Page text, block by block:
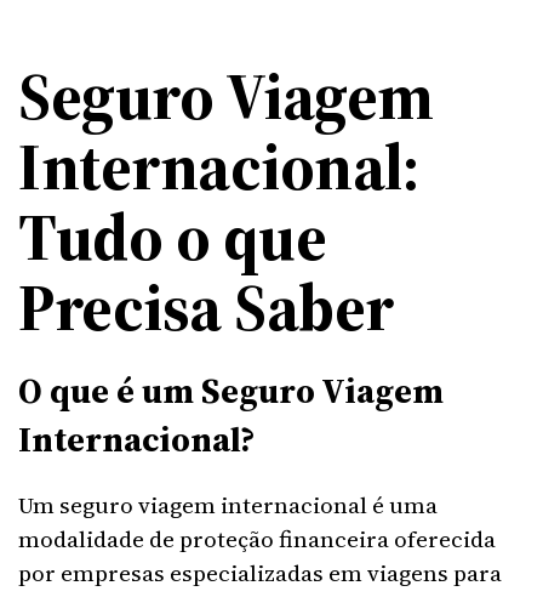
Seguro Viagem
Internacional:
Tudo o que
Precisa Saber
O que é um Seguro Viagem
Internacional?
Um seguro viagem internacional é uma
modalidade de proteção financeira oferecida
por empresas especializadas em viagens para